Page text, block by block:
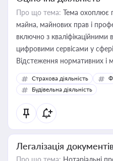
Про що тема: Тема охоплює
майна, майнових прав і
включно з кваліфікаційними
цифровими сервісами у сфері
Відстеження нормативних і
корисне для власника
бухгалтера під час
державного майна,
статусу суб'єктів оціночної
Страхова діяльність
Будівельна діяльність
Легалізація
Про що тема: Нотаріальні